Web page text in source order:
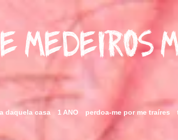
Medeiros
daquela casa 1 ANO perdoa-me por me traíres